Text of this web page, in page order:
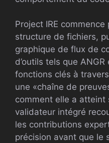
Project IRE
structure de fichiers,
graphique de flux de
d’outils tels que
fonctions clés à
une «chaîne de
comment elle a atteint
validateur intégré
les contributions
précision avant que le